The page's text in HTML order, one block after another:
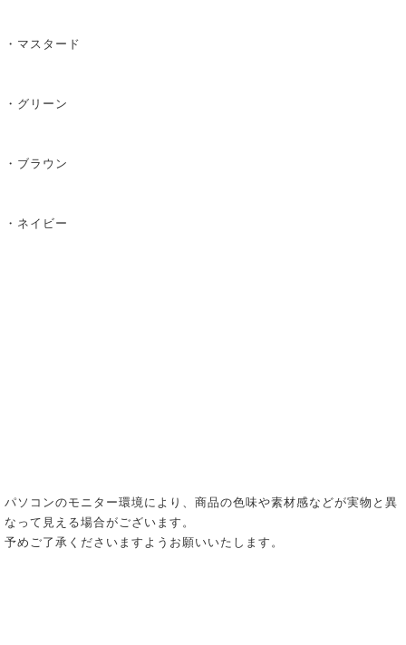
・マスタード
・グリーン
・ブラウン
・ネイビー
パソコンのモニター環境により、商品の色味や素材感などが実物と異
なって見える場合がございます。
予めご了承くださいますようお願いいたします。